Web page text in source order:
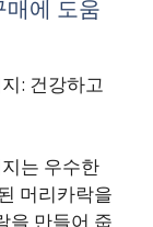
매에 도움
: 건강하고
는 우수한
머리카락을
을 만들어 줍